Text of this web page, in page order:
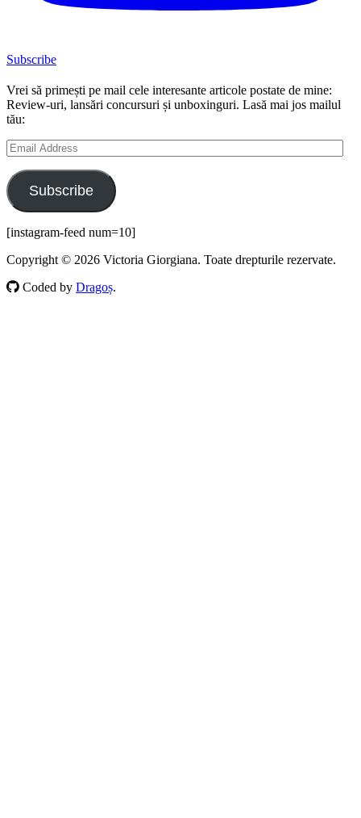
Subscribe
Vrei să primești pe mail cele interesante articole postate de mine:
Review-uri, lansări concursuri și unboxinguri. Lasă mai jos mailul
tău:
Email
Address
Subscribe
[instagram-feed num=10]
Copyright © 2026 Victoria Giorgiana. Toate drepturile rezervate.
Coded by Dragoș.